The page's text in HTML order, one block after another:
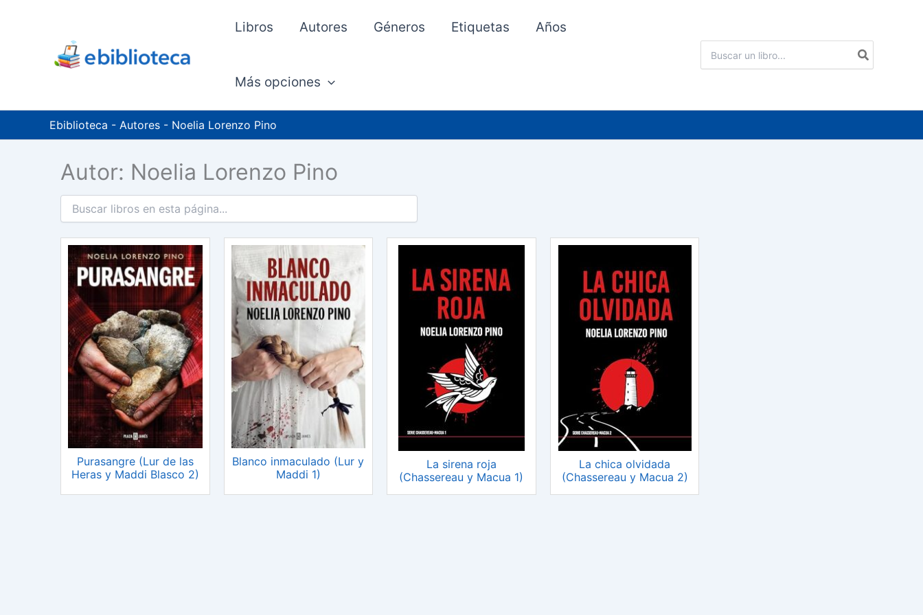
Libros Autores Géneros Etiquetas Años
Más opciones
por:
Ebiblioteca - Autores - Noelia Lorenzo Pino
Autor: Noelia Lorenzo Pino
Purasangre (Lur de las
Heras y Maddi Blasco 2)
Blanco inmaculado (Lur y
Maddi 1)
La sirena roja
(Chassereau y Macua 1)
La chica olvidada
(Chassereau y Macua 2)